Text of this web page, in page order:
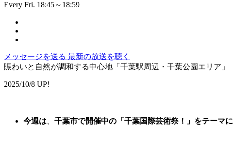
Every Fri. 18:45～18:59
メッセージを送る 最新の放送を聴く
賑わいと自然が調和する中心地「千葉駅周辺・千葉公園エリア」
2025/10/8 UP!
今週は 千葉市で開催中の 「 千葉国際芸術祭！ 」 をテーマに